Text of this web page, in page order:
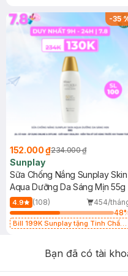
-35
152.000 ₫234.000 ₫
Sunplay
Sữa Chống Nắng Sunplay Skin
Aqua Dưỡng Da Sáng Mịn 55g
4.9 (108)
454/
48
Bill 199K Sunplay tặng Tinh Chất
Bạn đã có tài